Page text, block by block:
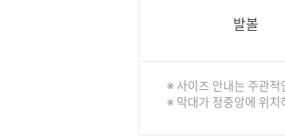
발볼
※ 사이즈 안내는 주관적
※ 막대가 정중앙에 위